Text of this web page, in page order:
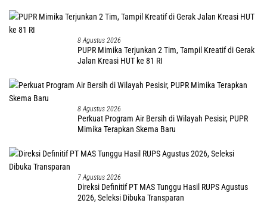
8 Agustus 2026
PUPR Mimika Terjunkan 2 Tim, Tampil Kreatif di Gerak
Jalan Kreasi HUT ke 81 RI
8 Agustus 2026
Perkuat Program Air Bersih di Wilayah Pesisir, PUPR
Mimika Terapkan Skema Baru
7 Agustus 2026
Direksi Definitif PT MAS Tunggu Hasil RUPS Agustus
2026, Seleksi Dibuka Transparan